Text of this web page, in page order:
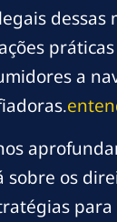
dessas
a
sobre os